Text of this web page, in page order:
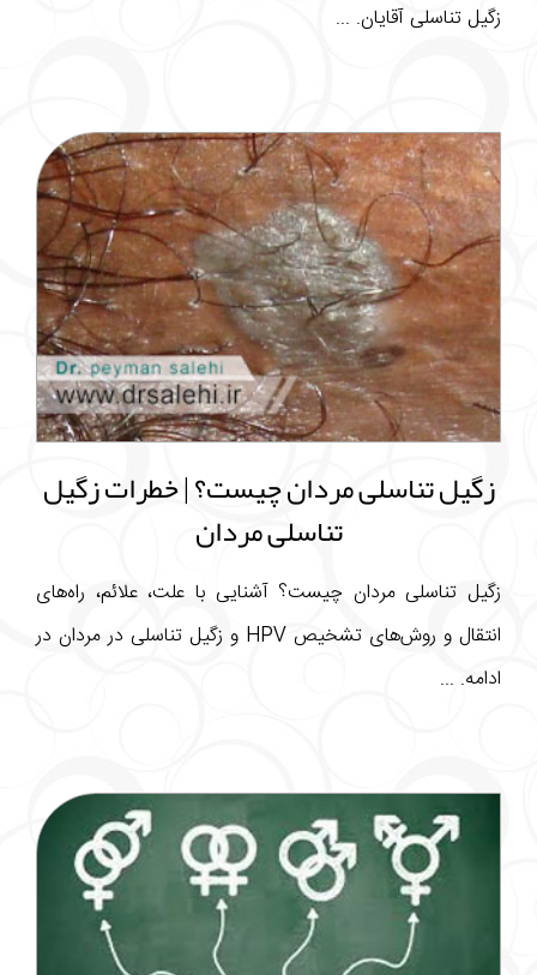
زگیل تناسلی آقایان. ...
زگیل تناسلی مردان چیست؟ | خطرات زگیل
تناسلی مردان
زگیل تناسلی مردان چیست؟ آشنایی با علت، علائم، راه‌های
انتقال و روش‌های تشخیص HPV و زگیل تناسلی در مردان در
ادامه. ...